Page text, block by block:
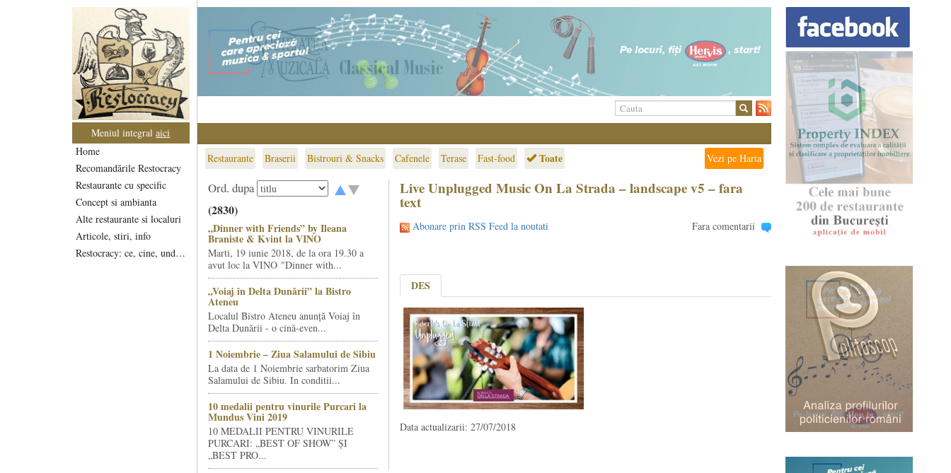
Meniul integralaici
Home
Recomandările Restocracy
Restaurante cu specific
Concept si ambianta
Alte restaurante si localuri
Articole, stiri, info
Restocracy: ce, cine, unde...
Restaurante Braserii Bistrouri & Snacks Cafenele Terase Fast-food Toate Vezi pe Harta
Ord. dupa
(2830)
„Dinner with Friends” by Ileana
Braniste & Kvint la VINO
Marti, 19 iunie 2018, de la ora 19.30 a
avut loc la VINO "Dinner with...
„Voiaj în Delta Dunării” la Bistro
Ateneu
Localul Bistro Ateneu anunță Voiaj în
Delta Dunării - o cină-even...
1 Noiembrie – Ziua Salamului de Sibiu
La data de 1 Noiembrie sarbatorim Ziua
Salamului de Sibiu. In conditii...
10 medalii pentru vinurile Purcari la
Mundus Vini 2019
10 MEDALII PENTRU VINURILE
PURCARI: „BEST OF SHOW” ȘI
„BEST PRO...
Live Unplugged Music On La Strada – landscape v5 – fara
text
Abonare prin RSS Feed la noutati Fara comentarii
DES
Data actualizarii: 27/07/2018